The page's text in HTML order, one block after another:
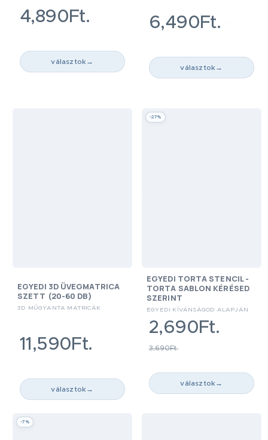
4,890Ft.
választok →
6,490Ft.
választok →
EGYEDI 3D ÜVEGMATRICA
SZETT (20-60 DB)
3D MŰGYANTA MATRICÁK
11,590Ft.
választok →
-27%
EGYEDI TORTA STENCIL -
TORTA SABLON KÉRÉSED
SZERINT
EGYEDI KÍVÁNSÁGOD ALAPJÁN
3,690Ft.
2,690Ft.
választok →
-7%